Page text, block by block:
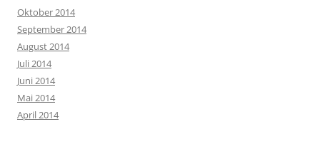
Oktober 2014
September 2014
August 2014
Juli 2014
Juni 2014
Mai 2014
April 2014